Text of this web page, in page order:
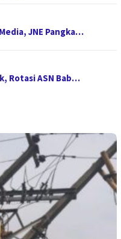
JNE Pangka…
Rotasi ASN Bab…